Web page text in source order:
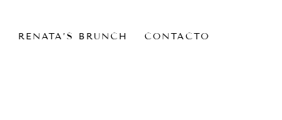
RENATA’S BRUNCH CONTACTO